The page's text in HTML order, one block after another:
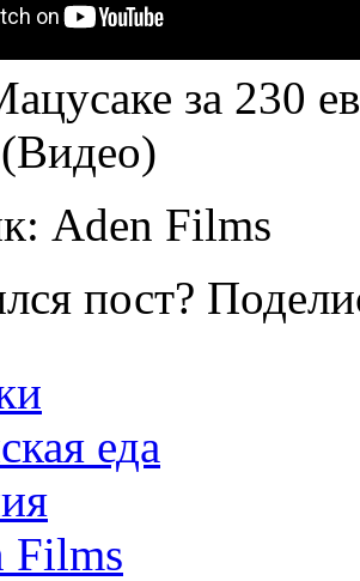
за 230
Aden Films
пост?
еда
Films